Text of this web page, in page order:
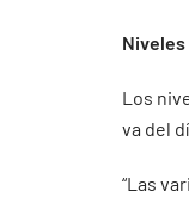
Niveles
Los
va del
“Las